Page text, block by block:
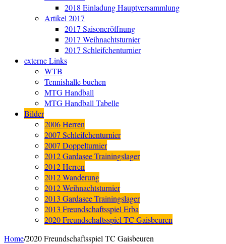
2018 Einladung Hauptversammlung
Artikel 2017
2017 Saisoneröffnung
2017 Weihnachtsturnier
2017 Schleifchenturnier
externe Links
WTB
Tennishalle buchen
MTG Handball
MTG Handball Tabelle
Bilder
2006 Herren
2007 Schleifchenturnier
2007 Doppelturnier
2012 Gardasee Trainingslager
2012 Herren
2012 Wanderung
2012 Weihnachtsturnier
2013 Gardasee Trainingslager
2013 Freundschaftsspiel Erba
2020 Freundschaftsspiel TC Gaisbeuren
Home/2020 Freundschaftsspiel TC Gaisbeuren